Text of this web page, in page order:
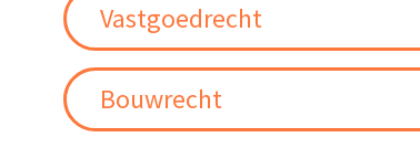
Vastgoedrecht
Bouwrecht